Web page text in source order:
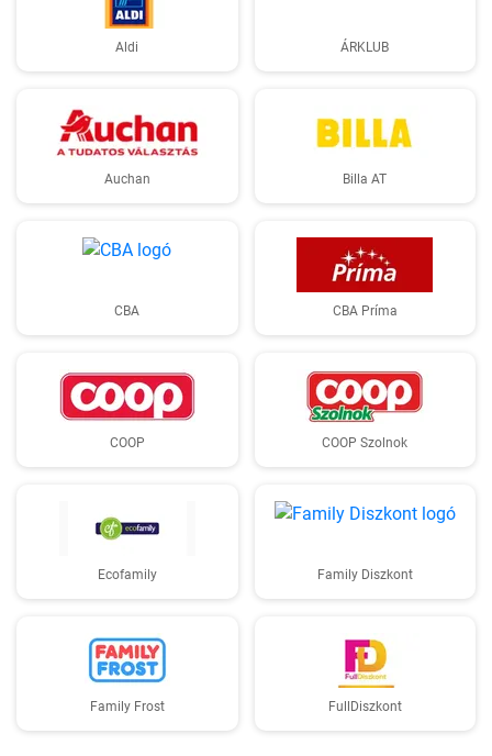
Aldi ÁRKLUB
Auchan Billa AT
CBA CBA Príma
COOP COOP Szolnok
Ecofamily Family Diszkont
Family Frost FullDiszkont